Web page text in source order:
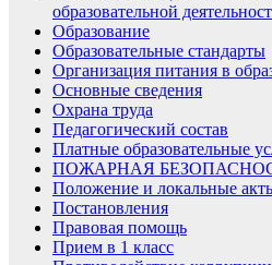
образовательной
Образование
Образовательные стандарты
Организация питания в
Основные сведения
Охрана труда
Педагогический состав
Платные образовательные
ПОЖАРНАЯ
Положение и локальные
Постановления
Правовая помощь
Прием в 1 класс